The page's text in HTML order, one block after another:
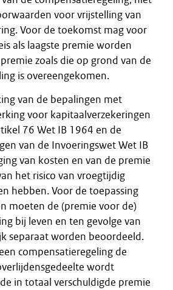
voor vrijstelling van
Voor de toekomst mag voor
als laagste premie worden
zoals die op grond van de
is overeengekomen.
van de bepalingen met
voor kapitaalverzekeringen
76 Wet IB 1964 en de
van de Invoeringswet Wet IB
van kosten en van de premie
het risico van vroegtijdig
hebben. Voor de toepassing
moeten de (premie voor de)
bij leven en ten gevolge van
separaat worden beoordeeld.
compensatieregeling de
wordt
in totaal verschuldigde premie